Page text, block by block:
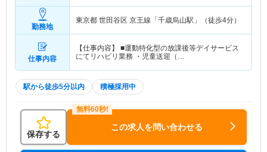
勤務地
東京都 世田谷区 京王線「千歳烏山駅」（徒歩4分）
仕事内容
【仕事内容】 ■運動特化型の放課後等デイサービス
にてリハビリ業務 ・児童送迎（…
駅から徒歩5分以内 積極採用中
保存する
この求人を問い合わせる